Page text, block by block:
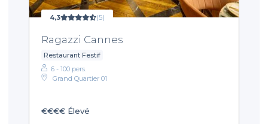
4,3 (5)
Ragazzi Cannes
Restaurant Festif
6 - 100 pers.
Grand Quartier 01
€€€€ Élevé